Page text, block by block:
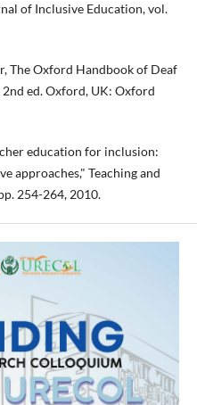
of Inclusive Education, vol.
The Oxford Handbook of Deaf
2nd ed. Oxford, UK: Oxford
education for inclusion:
approaches," Teaching and
254-264, 2010.